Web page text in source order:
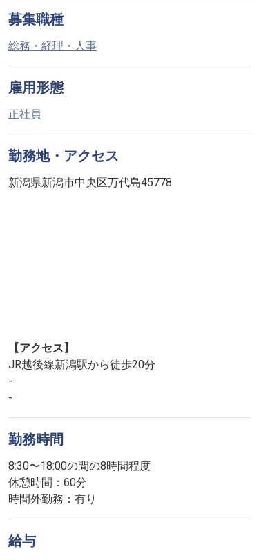
募集職種
総務・経理・人事
雇用形態
正社員
勤務地・アクセス
新潟県新潟市中央区万代島45778
【アクセス】
JR越後線新潟駅から徒歩20分
-
-
勤務時間
8:30〜18:00の間の8時間程度
休憩時間：60分
時間外勤務：有り
給与